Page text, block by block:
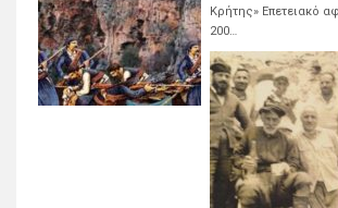
Κρήτης» Επετειακό
200…